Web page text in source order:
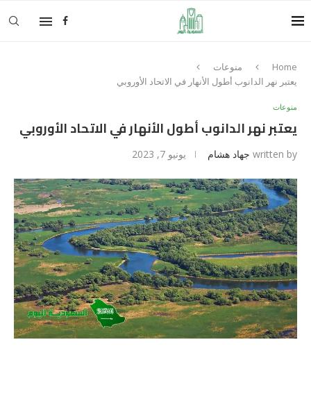
Home
منوعات
يعتبر نهر الدانوب أطول الأنهار في الاتحاد الأوروبي
منوعات
يعتبر نهر الدانوب أطول الأنهار في الاتحاد الأوروبي
written by جهاد هشام يونيو 7, 2023